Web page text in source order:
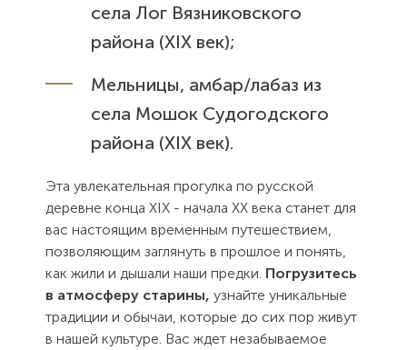
села Лог Вязниковского
района (XIX век);
Мельницы, амбар/лабаз из
села Мошок Судогодского
района (XIX век).
Эта увлекательная прогулка по русской
деревне конца XIX - начала XX века станет для
вас настоящим временным путешествием,
позволяющим заглянуть в прошлое и понять,
как жили и дышали наши предки. Погрузитесь
в атмосферу старины, узнайте уникальные
традиции и обычаи, которые до сих пор живут
в нашей культуре. Вас ждет незабываемое